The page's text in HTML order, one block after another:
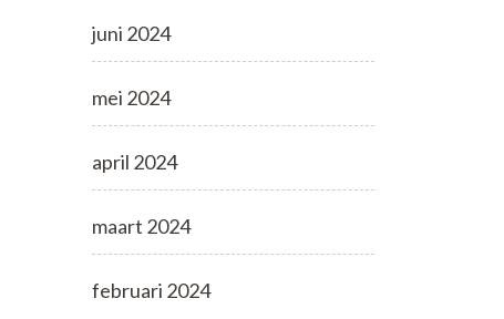
juni 2024
mei 2024
april 2024
maart 2024
februari 2024